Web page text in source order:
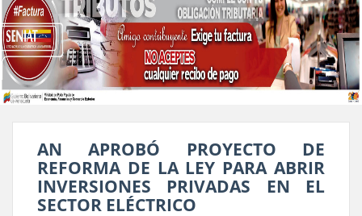
AN APROBÓ PROYECTO DE
REFORMA DE LA LEY PARA ABRIR
INVERSIONES PRIVADAS EN EL
SECTOR ELÉCTRICO